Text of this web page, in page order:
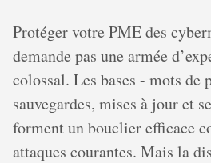
Protéger votre PME des
demande pas une armée
colossal. Les bases - mots de
sauvegardes, mises à jour et
forment un bouclier efficace
attaques courantes. Mais la